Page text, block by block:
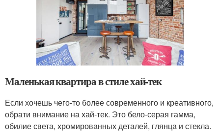
Маленькая квартира в стиле хай-тек
Если хочешь чего-то более современного и креативного,
обрати внимание на хай-тек. Это бело-серая гамма,
обилие света, хромированных деталей, глянца и стекла.